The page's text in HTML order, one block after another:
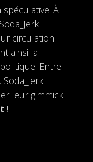
À
circulation
ainsi la
Entre
leur gimmick
!